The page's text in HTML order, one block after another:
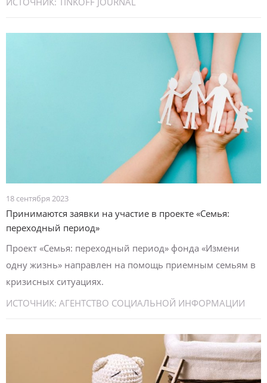
18 сентября 2023
Принимаются заявки на участие в проекте «Семья:
переходный период»
Проект «Семья: переходный период» фонда «Измени
одну жизнь» направлен на помощь приемным семьям в
кризисных ситуациях.
ИСТОЧНИК: АГЕНТСТВО СОЦИАЛЬНОЙ ИНФОРМАЦИИ